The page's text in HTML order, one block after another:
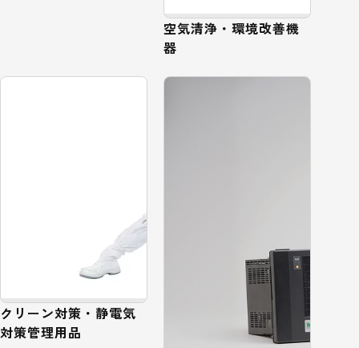
空気清浄・環境改善機
器
クリーン対策・静電気
対策管理用品